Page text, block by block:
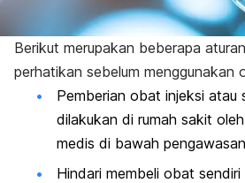
Berikut merupakan beberapa
perhatikan sebelum menggunakan
Pemberian obat injeksi atau
dilakukan di rumah sakit
medis di bawah
Hindari membeli obat